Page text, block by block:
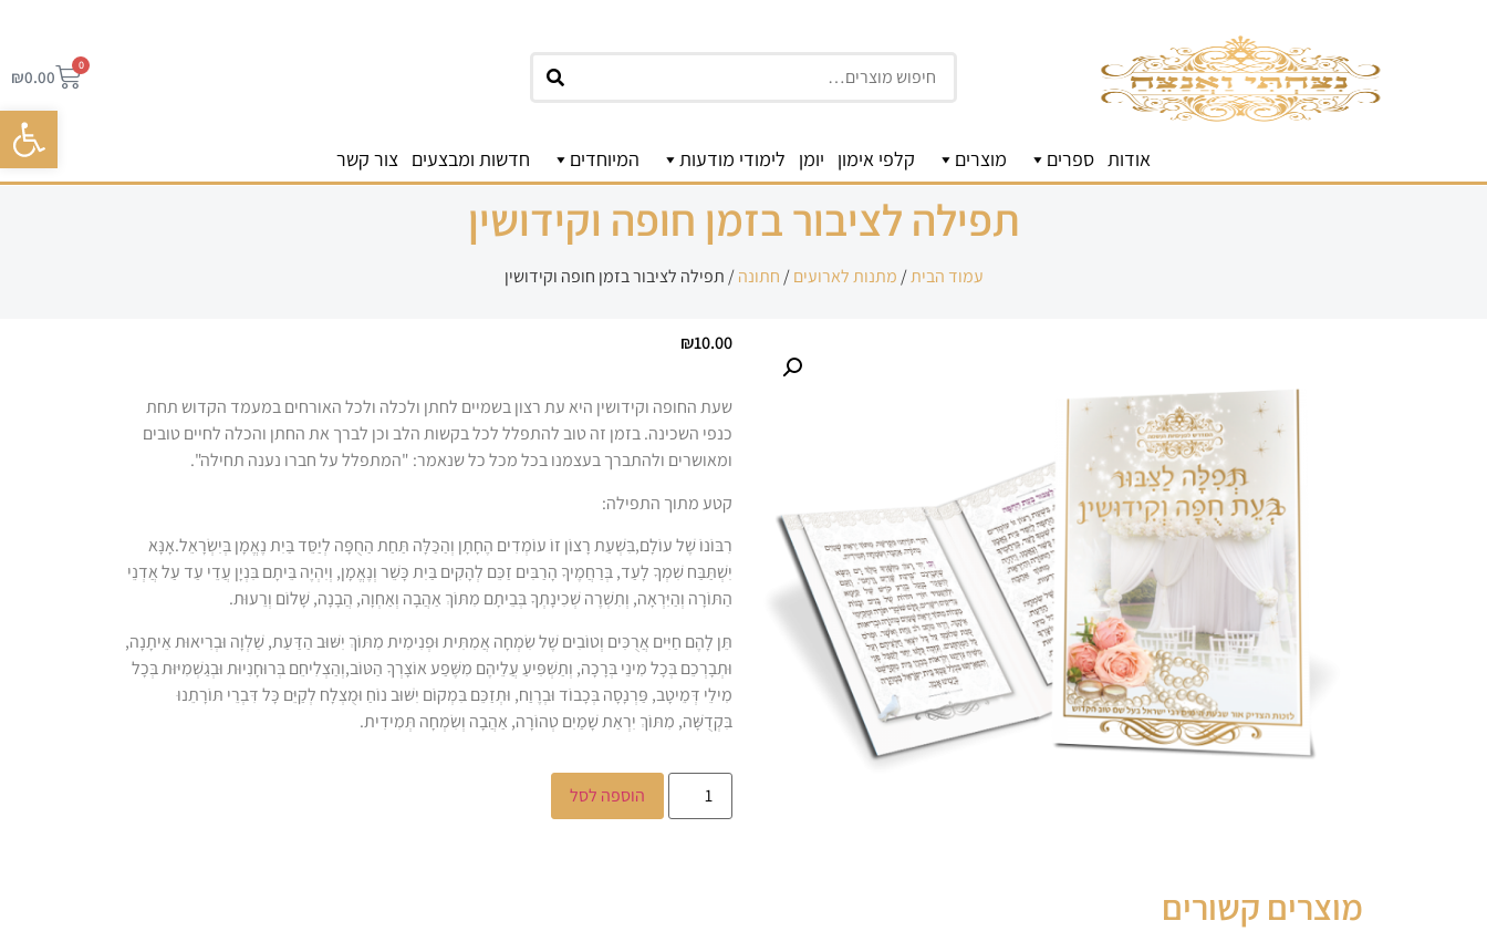
פתח
חיפוש ₪0.00
0
אודות ספרים מוצרים קלפי אימון יומן לימודי מודעות המיוחדים חדשות ומבצעים צור קשר
תפילה לציבור בזמן חופה וקידושין
עמוד הבית/ מתנות לארועים/ חתונה/ תפילה לציבור בזמן חופה וקידושין
₪10.00
שעת החופה וקידושין היא עת רצון בשמיים לחתן ולכלה ולכל האורחים במעמד הקדוש תחת
כנפי השכינה. בזמן זה טוב להתפלל לכל בקשות הלב וכן לברך את החתן והכלה לחיים טובים
ומאושרים ולהתברך בעצמנו בכל מכל כל שנאמר: "המתפלל על חברו נענה תחילה".
קטע מתוך התפילה:
רִבּוֹנוֹ שֶׁל עוֹלָם,בִּשְׁעַת רָצוֹן זוֹ עוֹמְדִים הֶחָתָן וְהַכַּלָּה תַּחַת הַחֻפָּה לְיַסֵּד בַּיִת נֶאֱמָן בְּיִשְׂרָאֵל.אָנָּא
יִשְׁתַּבַּח שִׁמְךָ לָעַד, בְּרַחֲמֶיךָ הָרַבִּים זַכֵּם לְהָקִים בַּיִת כָּשֵׁר וְנֶאֱמָן, וְיִהְיֶה בֵּיתָם בִּנְיָן עֲדֵי עַד עַל אֲדְנֵי
הַתּוֹרָה וְהַיִּרְאָה, וְתִשְׁרֶה שְׁכִינָתְךָ בְּבֵיתָם מִתּוֹךְ אַהֲבָה וְאַחְוָה, הֲבָנָה, שָׁלוֹם וְרֵעוּת.
תֵּן לָהֶם חַיִּים אֲרֻכִּים וְטוֹבִים שֶׁל שִׂמְחָה אֲמִתִּית וּפְנִימִית מִתּוֹךְ יִשּׁוּב הַדַּעַת, שַׁלְוָה וּבְרִיאוּת אֵיתָנָה,
וּתְבָרְכֵם בְּכָל מִינֵי בְּרָכָה, וְתַשְׁפִּיעַ עֲלֵיהֶם מִשֶּׁפַע אוֹצָרְךָ הַטּוֹב,וְהַצְלִיחֵם בְּרוּחָנִיוּת וּבְגַשְׁמִיּוּת בְּכָל
מִילֵי דְּמֵיטָב, פַּרְנָסָה בְּכָבוֹד וּבְרֶוַח, וּתְזַכֵּם בִּמְקוֹם יִשּׁוּב נוֹחַ וּמֻצְלָח לְקַיֵּם כָּל דִּבְרֵי תּוֹרָתֵנוּ
בִּקְדֻשָּׁה, מִתּוֹךְ יִרְאַת שָׁמַיִם טְהוֹרָה, אַהֲבָה וְשִׂמְחָה תְּמִידִית.
הוספה לסל
מוצרים קשורים